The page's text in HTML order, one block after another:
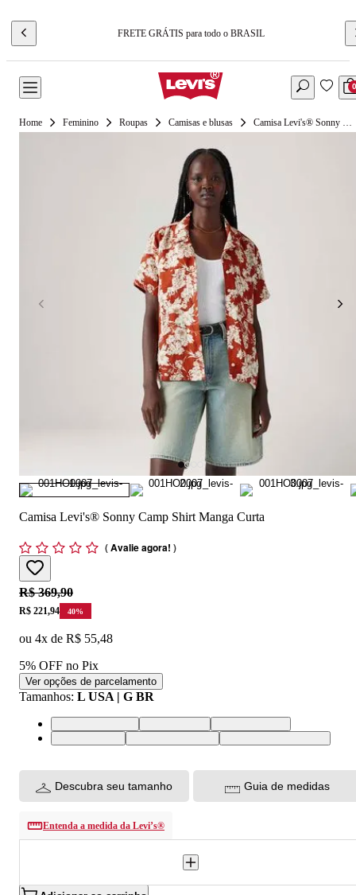
FRETE GRÁTIS para todo o BRASIL
0
Feminino Roupas Camisas e blusas Camisa Levi's® Sonny Camp Shirt Manga Curta
Camisa Levi's® Sonny Camp Shirt Manga Curta
(Avalie agora! )
Original price:
R$ 369,90
Price:
R$ 221,94 40%
ou 4x de R$ 55,48
5% OFF no Pix
Ver opções de parcelamento
Tamanhos: L USA | G BR
XS USA | PP BRS USA | P BRM USA | M BR
L USA | G BRXL USA | GG BRXXL USA | EGG BR
Descubra seu tamanho Guia de medidas
Entenda a medida da Levi’s®